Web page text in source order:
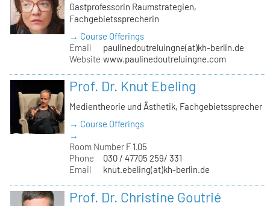
Gastprofessorin Raumstrategien,
Fachgebietssprecherin
→ Course Offerings
Email
paulinedoutreluingne(at)kh-berlin.de
Website www.paulinedoutreluingne.com
Prof. Dr. Knut Ebeling
Medientheorie und Ästhetik, Fachgebietssprecher
→ Course Offerings
→
Room Number F 1.05
Phone
030 / 47705 259/ 331
Email
knut.ebeling(at)kh-berlin.de
Prof. Dr. Christine Goutrié